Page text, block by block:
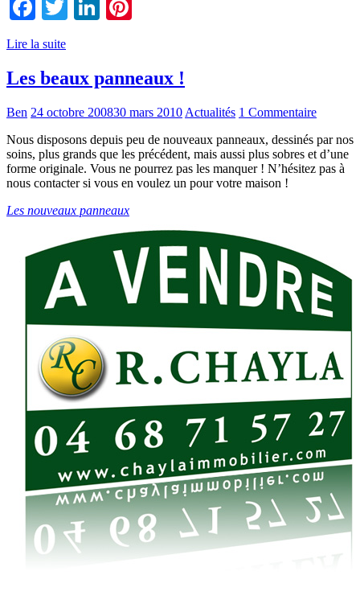
Facebook
TwitterLinkedIn
Lire la suite
Les beaux panneaux !
Ben 24 octobre 200830 mars 2010 Actualités 1 Commentaire
Nous disposons depuis peu de nouveaux panneaux, dessinés par nos
soins, plus grands que les précédent, mais aussi plus sobres et d’une
forme originale. Vous ne pourrez pas les manquer ! N’hésitez pas à
nous contacter si vous en voulez un pour votre maison !
Les nouveaux panneaux